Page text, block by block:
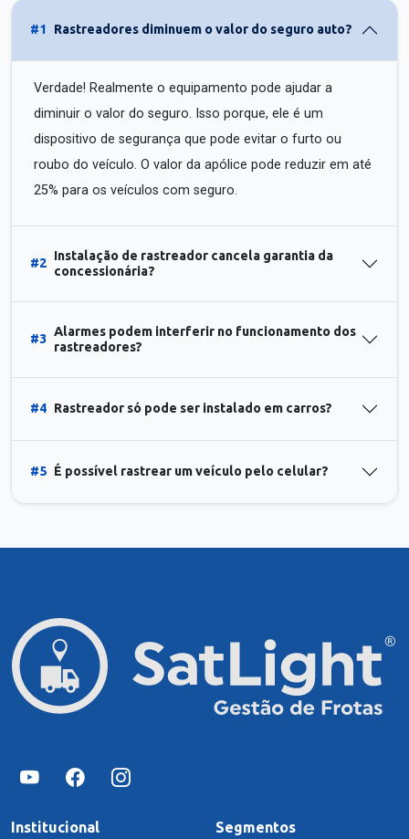
#1 Rastreadores diminuem o valor do seguro auto?
Verdade! Realmente o equipamento pode ajudar a
diminuir o valor do seguro. Isso porque, ele é um
dispositivo de segurança que pode evitar o furto ou
roubo do veículo. O valor da apólice pode reduzir em até
25% para os veículos com seguro.
#2
Instalação de rastreador cancela garantia da
concessionária?
#3
Alarmes podem interferir no funcionamento dos
rastreadores?
#4 Rastreador só pode ser instalado em carros?
#5 É possível rastrear um veículo pelo celular?
Institucional Segmentos